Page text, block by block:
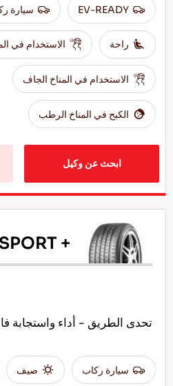
EV-READY سيارة
راحة الاستخدام في
الاستخدام في المناخ الجاف
الكبح في المناخ الرطب
ابحث عن وكيل
+
تحدى الطريق - أداء واستجابة
سيارة ركاب صيف